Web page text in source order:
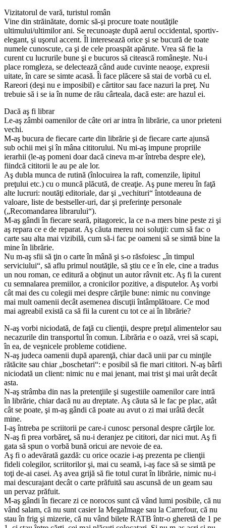
Vizitatorul de vară, turistul român
Vine din străinătate, dornic să-şi procure toate noutăţile
ultimului/ultimilor ani. Se recunoaşte după aerul occidental, sportiv-
elegant, şi uşorul accent. Îl interesează orice şi se bucură de toate
numele cunoscute, ca şi de cele proaspăt apărute. Vrea să fie la
curent cu lucrurile bune şi e bucuros să citească româneşte. Nu-i
place romgleza, se delectează când aude cuvinte neaoşe, expresii
uitate, în care se simte acasă. Îi face plăcere să stai de vorbă cu el.
Rareori (deşi nu e imposibil) e cârtitor sau face nazuri la preţ. Nu
trebuie să i se ia în nume de rău cârteala, dacă este: are hazul ei.
Dacă aş fi librar
Le-aş zâmbi oamenilor de câte ori ar intra în librărie, ca unor prieteni
vechi.
M-aş bucura de fiecare carte din librărie şi de fiecare carte ajunsă
sub ochii mei şi în mâna cititorului. Nu mi-aş impune propriile
ierarhii (le-aş pomeni doar dacă cineva m-ar întreba despre ele),
fiindcă cititorii le au pe ale lor.
Aş dubla munca de rutină (înlocuirea la raft, comenzile, lipitul
preţului etc.) cu o muncă plăcută, de creaţie. Aş pune mereu în faţă
alte lucruri: noutăţi editoriale, dar şi „vechituri“ întotdeauna de
valoare, liste de bestseller-uri, dar şi preferinţe personale
(„Recomandarea librarului“).
M-aş gândi în fiecare seară, pitagoreic, la ce n-a mers bine peste zi şi
aş repara ce e de reparat. Aş căuta mereu noi soluţii: cum să fac o
carte sau alta mai vizibilă, cum să-i fac pe oameni să se simtă bine la
mine în librărie.
Nu m-aş sfii să ţin o carte în mână şi s-o răsfoiesc „în timpul
serviciului“, să aflu primul noutăţile, să ştiu ce e în ele, cine a tradus
un nou roman, ce editură a obţinut un autor râvnit etc. Aş fi la curent
cu semnalarea premiilor, a cronicilor pozitive, a disputelor. Aş vorbi
cât mai des cu colegii mei despre cărţile bune: nimic nu convinge
mai mult oamenii decât asemenea discuţii întâmplătoare. Ce mod
mai agreabil există ca să fii la curent cu tot ce ai în librărie?
N-aş vorbi niciodată, de faţă cu clienţii, despre preţul alimentelor sau
necazurile din transportul în comun. Librăria e o oază, vrei să scapi,
în ea, de veşnicele probleme cotidiene.
N-aş judeca oamenii după aparenţă, chiar dacă unii par cu minţile
rătăcite sau chiar „boschetari“: e posibil să fie mari cititori. N-aş bârfi
niciodată un client: nimic nu e mai jenant, mai trist şi mai urât decât
asta.
N-aş strâmba din nas la pretenţiile şi sugestiile oamenilor care intră
în librărie, chiar dacă nu au dreptate. Aş căuta să le fac pe plac, atât
cât se poate, şi m-aş gândi că poate au avut o zi mai urâtă decât
mine.
I-aş întreba pe scriitorii pe care-i cunosc personal despre cărţile lor.
N-aş fi prea vorbăreţ, să nu-i deranjez pe cititori, dar nici mut. Aş fi
gata să spun o vorbă bună oricui are nevoie de ea.
Aş fi o adevărată gazdă: cu orice ocazie i-aş prezenta pe clienţii
fideli colegilor, scriitorilor şi, mai cu seamă, i-aş face să se simtă pe
toţi de-ai casei. Aş avea grijă să fie totul curat în librărie, nimic nu-i
mai descurajant decât o carte prăfuită sau ascunsă de un geam sau
un pervaz prăfuit.
M-aş gândi în fiecare zi ce norocos sunt că vând lumi posibile, că nu
vând salam, că nu sunt casier la MegaImage sau la Carrefour, că nu
stau în frig şi mizerie, că nu vând bilete RATB într-o gheretă de 1 pe